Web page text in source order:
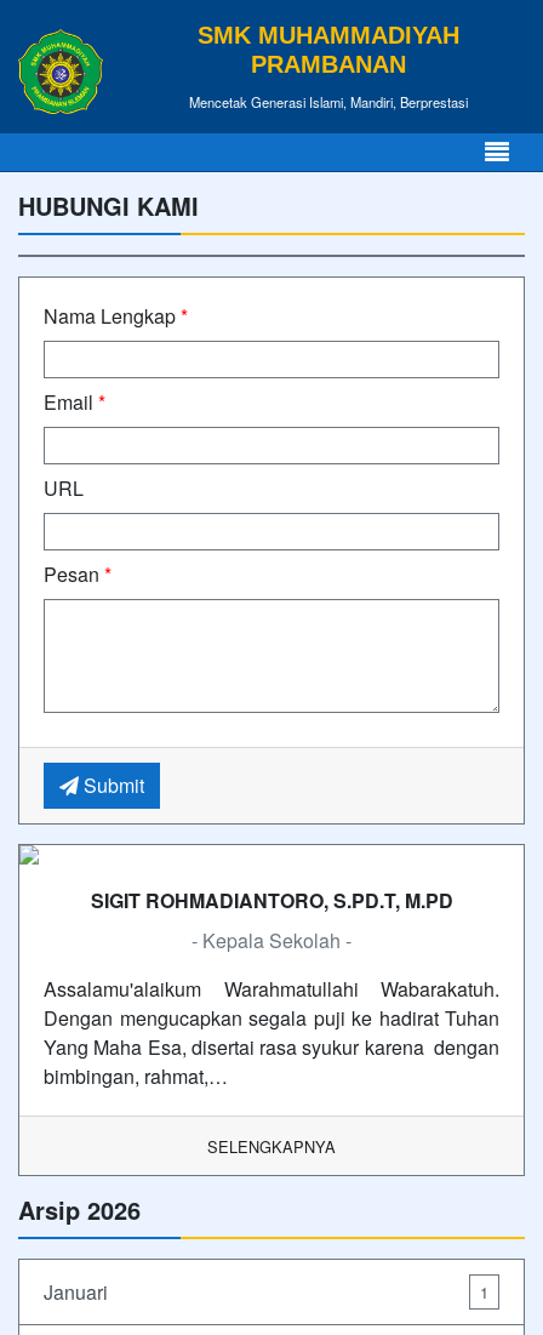
SMK MUHAMMADIYAH
PRAMBANAN
Mencetak Generasi Islami, Mandiri, Berprestasi
HUBUNGI KAMI
Nama Lengkap*
Email *
URL
Pesan *
Submit
SIGIT ROHMADIANTORO, S.PD.T, M.PD
- Kepala Sekolah -
Assalamu'alaikum Warahmatullahi Wabarakatuh.
Dengan mengucapkan segala puji ke hadirat Tuhan
Yang Maha Esa, disertai rasa syukur karena dengan
bimbingan, rahmat,…
SELENGKAPNYA
Arsip 2026
Januari 1